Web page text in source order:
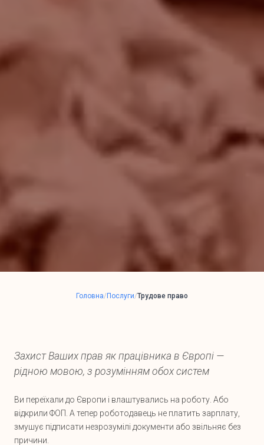
Головна/Послуги/Трудове право
Захист Ваших прав як працівника в Європі —
рідною мовою, з розумінням обох систем
Ви переїхали до Європи і влаштувались на роботу. Або
відкрили ФОП. А тепер роботодавець не платить зарплату,
змушує підписати незрозумілі документи або звільняє без
причини.